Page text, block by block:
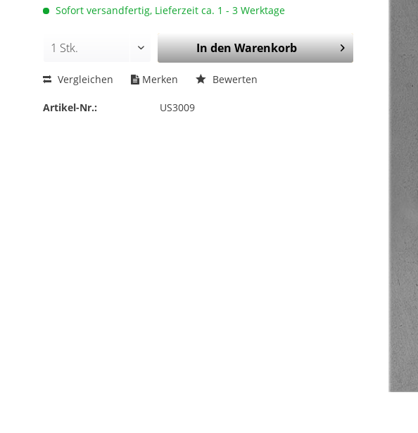
Sofort versandfertig, Lieferzeit ca. 1 - 3 Werktage
In denWarenkorb
Vergleichen Merken Bewerten
Artikel-Nr.: US3009